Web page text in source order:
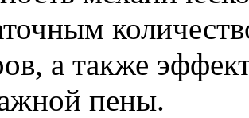
а также
пены.